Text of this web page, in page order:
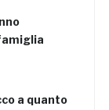
a quanto